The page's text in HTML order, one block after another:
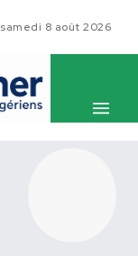
samedi 8 août 2026